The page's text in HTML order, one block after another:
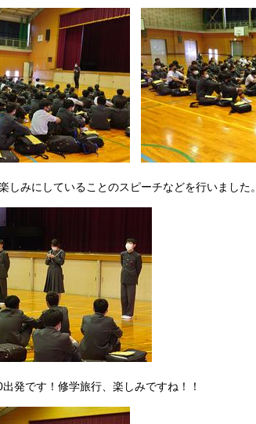
しみにしていることのスピーチなどを行いました。
発です！修学旅行、楽しみですね！！